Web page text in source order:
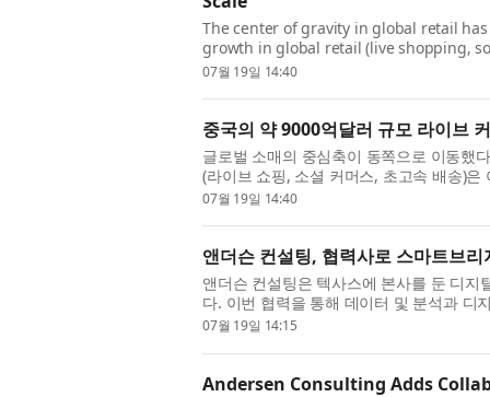
The center of gravity in global retail
growth in global retail (live shopping,
pioneered and scaled in Asia, and
07월 19일 14:40
중국의 약 9000억달러 규모 라이브
글로벌 소매의 중심축이 동쪽으로 이동했
(라이브 쇼핑, 소셜 커머스, 초고속 배송)
자는 아직 이를 채택하지 않았다. 글로벌
07월 19일 14:40
앤더슨 컨설팅, 협력사로 스마트브리
앤더슨 컨설팅은 텍사스에 본사를 둔 디
다. 이번 협력을 통해 데이터 및 분석과 디
신, AI, 데이터 및 분...
07월 19일 14:15
Andersen Consulting Adds